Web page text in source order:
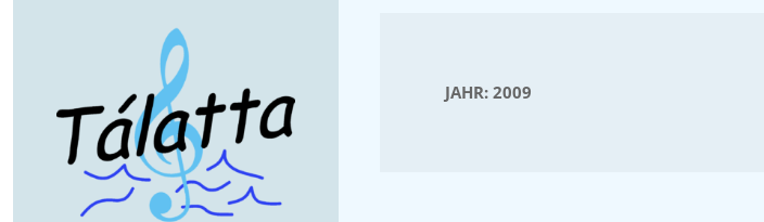
JAHR: 2009